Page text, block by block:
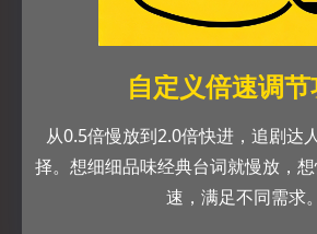
自定义倍速调
从0.5倍慢放到2.0倍快进，追剧达
择。想细细品味经典台词就慢放，
速，满足不同需求。